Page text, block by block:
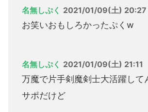
名無しぷく 2021/01/09(土) 20:27
お笑いおもしろかったぷくw
名無しぷく 2021/01/09(土) 21:11
万魔で片手剣魔剣士大活躍して
サポだけど